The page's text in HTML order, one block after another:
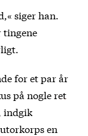
siger han.
tingene
for et par år
på nogleret
indgik
en